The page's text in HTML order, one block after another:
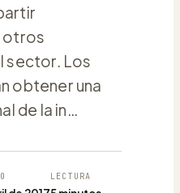
otros
sector. Los
obtener una
de la in…
LECTURA